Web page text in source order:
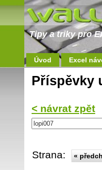
Tipy a triky pro
Úvod Excel
Příspěvky
< návrat zpět
Strana: «